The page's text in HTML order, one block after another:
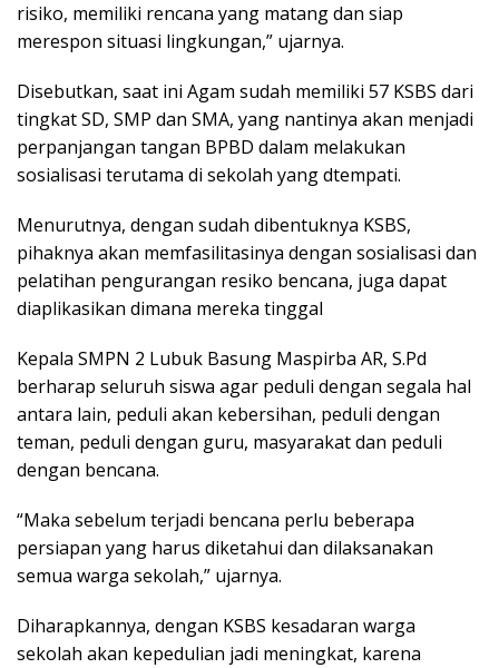
risiko, memiliki rencana yang matang dan siap
merespon situasi lingkungan,” ujarnya.
Disebutkan, saat ini Agam sudah memiliki 57 KSBS dari
tingkat SD, SMP dan SMA, yang nantinya akan menjadi
perpanjangan tangan BPBD dalam melakukan
sosialisasi terutama di sekolah yang dtempati.
Menurutnya, dengan sudah dibentuknya KSBS,
pihaknya akan memfasilitasinya dengan sosialisasi dan
pelatihan pengurangan resiko bencana, juga dapat
diaplikasikan dimana mereka tinggal
Kepala SMPN 2 Lubuk Basung Maspirba AR, S.Pd
berharap seluruh siswa agar peduli dengan segala hal
antara lain, peduli akan kebersihan, peduli dengan
teman, peduli dengan guru, masyarakat dan peduli
dengan bencana.
“Maka sebelum terjadi bencana perlu beberapa
persiapan yang harus diketahui dan dilaksanakan
semua warga sekolah,” ujarnya.
Diharapkannya, dengan KSBS kesadaran warga
sekolah akan kepedulian jadi meningkat, karena